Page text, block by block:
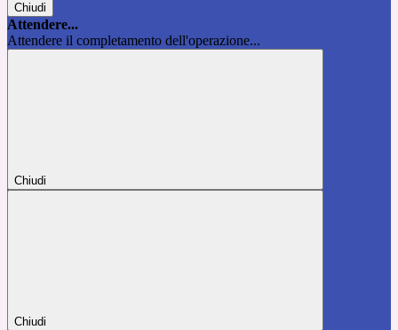
Chiudi
Attendere...
Attendere il completamento dell'operazione...
Chiudi
Chiudi